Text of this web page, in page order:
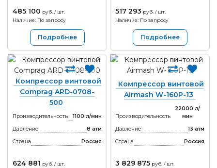
485 100 руб. / шт.
Наличие: По запросу
Подробнее
517 293 руб. / шт.
Наличие: По запросу
Подробнее
Компрессор винтовой
Comprag ARD-0708-
500
Производительность
1100 л/мин
Давление
8 атм
Страна
Россия
624 881 руб. / шт.
Компрессор винтовой
Airmash W-160P-13
Производительность
22000 л/
мин
Давление
13 атм
Страна
Россия
3 829 875 руб. / шт.